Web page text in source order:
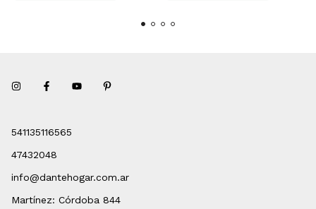
541135116565
47432048
info@dantehogar.com.ar
Martínez: Córdoba 844